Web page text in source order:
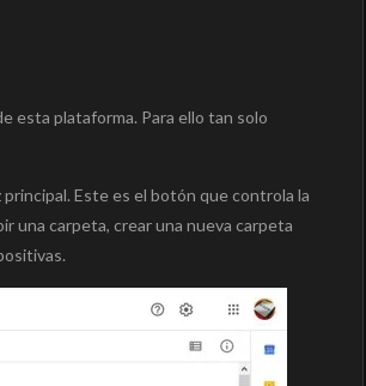
esta plataforma. Para ello tan solo
Este es el botón que controla la
una carpeta, crear una nueva carpeta